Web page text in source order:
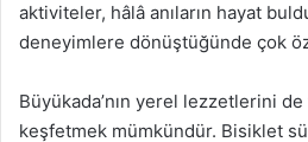
aktiviteler, hâlâ anıların hayat
deneyimlere dönüştüğünde çok
Büyükada’nın yerel lezzetlerini de
keşfetmek mümkündür. Bisiklet